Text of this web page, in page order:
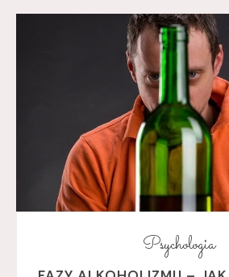
Psychologia